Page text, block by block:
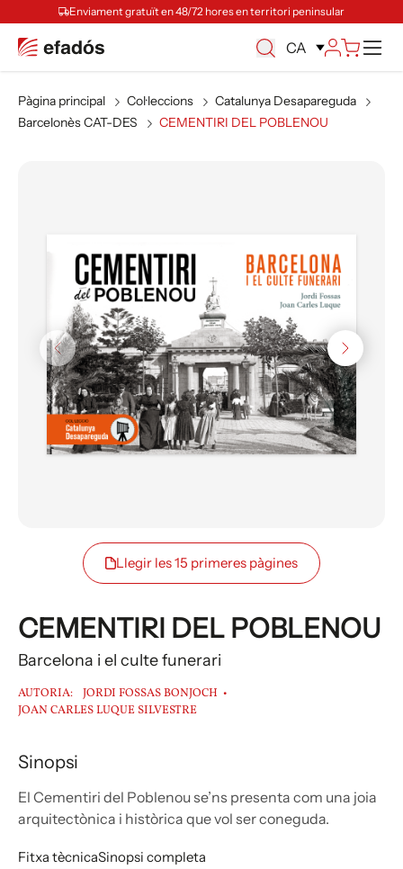
Enviament gratuït en 48/72 hores en territori peninsular
CA
Pàgina principal Col·leccions
Catalunya Desapareguda
Barcelonès CAT-DES
CEMENTIRI DEL POBLENOU
Llegir les 15 primeres pàgines
CEMENTIRI DEL POBLENOU
Barcelona i el culte funerari
AUTORIA:
JORDI FOSSAS BONJOCH
JOAN CARLES LUQUE SILVESTRE
Sinopsi
El Cementiri del Poblenou se’ns presenta com una joia
arquitectònica i històrica que vol ser coneguda.
Fitxa tècnicaSinopsi completa